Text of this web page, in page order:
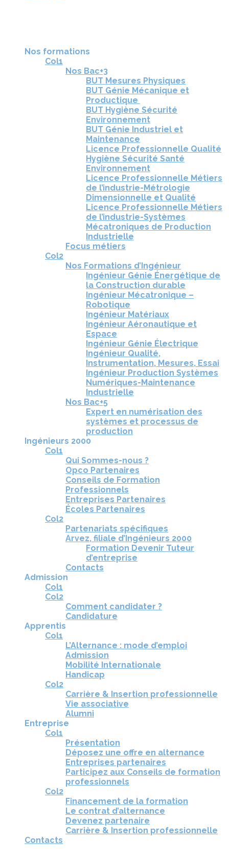
Nos formations
Col1
Nos Bac+3
BUT Mesures Physiques
BUT Génie Mécanique et
Productique
BUT Hygiène Sécurité
Environnement
BUT Génie Industriel et
Maintenance
Licence Professionnelle Qualité
Hygiène Sécurité Santé
Environnement
Licence Professionnelle Métiers
de l’industrie-Métrologie
Dimensionnelle et Qualité
Licence Professionnelle Métiers
de l’industrie-Systèmes
Mécatroniques de Production
Industrielle
Focus métiers
Col2
Nos Formations d’Ingénieur
Ingénieur Génie Énergétique de
la Construction durable
Ingénieur Mécatronique –
Robotique
Ingénieur Matériaux
Ingénieur Aéronautique et
Espace
Ingénieur Génie Électrique
Ingénieur Qualité,
Instrumentation, Mesures, Essai
Ingénieur Production Systèmes
Numériques-Maintenance
Industrielle
Nos Bac+5
Expert en numérisation des
systèmes et processus de
production
Ingénieurs 2000
Col1
Qui Sommes-nous ?
Opco Partenaires
Conseils de Formation
Professionnels
Entreprises Partenaires
Écoles Partenaires
Col2
Partenariats spécifiques
Arvez, filiale d’Ingénieurs 2000
Formation Devenir Tuteur
d’entreprise
Contacts
Admission
Col1
Col2
Comment candidater ?
Candidature
Apprentis
Col1
L’Alternance : mode d’emploi
Admission
Mobilité Internationale
Handicap
Col2
Carrière & Insertion professionnelle
Vie associative
Alumni
Entreprise
Col1
Présentation
Déposez une offre en alternance
Entreprises partenaires
Participez aux Conseils de formation
professionnels
Col2
Financement de la formation
Le contrat d’alternance
Devenez partenaire
Carrière & Insertion professionnelle
Contacts